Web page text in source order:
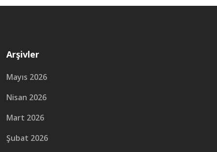
Arşivler
Mayıs 2026
Nisan 2026
Mart 2026
Şubat 2026